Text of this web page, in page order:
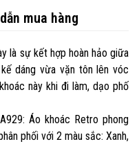
mua hàng
là sự kết hợp hoàn hảo giữa
dáng vừa vặn tôn lên vóc
này khi đi làm, dạo phố
Áo khoác Retro phong
phối với 2 màu sắc: Xanh,